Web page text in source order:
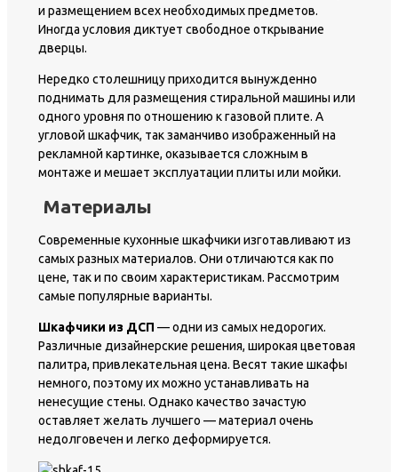
и размещением всех необходимых предметов.
Иногда условия диктует свободное открывание
дверцы.
Нередко столешницу приходится вынужденно
поднимать для размещения стиральной машины или
одного уровня по отношению к газовой плите. А
угловой шкафчик, так заманчиво изображенный на
рекламной картинке, оказывается сложным в
монтаже и мешает эксплуатации плиты или мойки.
Материалы
Современные кухонные шкафчики изготавливают из
самых разных материалов. Они отличаются как по
цене, так и по своим характеристикам. Рассмотрим
самые популярные варианты.
Шкафчики из ДСП — одни из самых недорогих.
Различные дизайнерские решения, широкая цветовая
палитра, привлекательная цена. Весят такие шкафы
немного, поэтому их можно устанавливать на
ненесущие стены. Однако качество зачастую
оставляет желать лучшего — материал очень
недолговечен и легко деформируется.